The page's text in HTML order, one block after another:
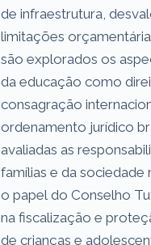
de infraestrutura,
limitações
são explorados os
da educação como
consagração
ordenamento jurídico
avaliadas as
famílias e da
o papel do Conselho
na fiscalização e
de crianças e